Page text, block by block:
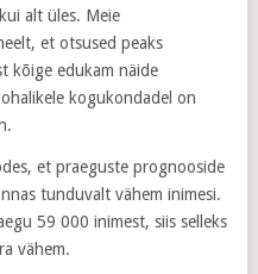
alt üles. Meie
et otsused peaks
kõige edukam näide
kogukondadel on
et praeguste prognooside
tunduvalt vähem inimesi.
59 000 inimest, siis selleks
vähem.